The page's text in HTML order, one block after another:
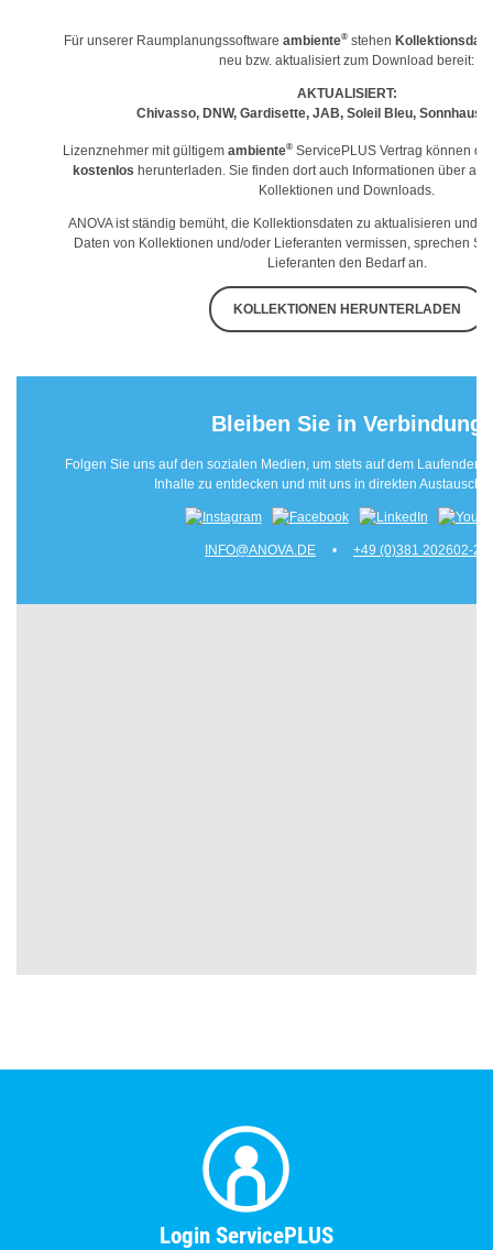
Login ServicePLUS